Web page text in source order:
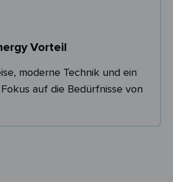
Vorteil
moderne Technik und ein
auf die Bedürfnisse von